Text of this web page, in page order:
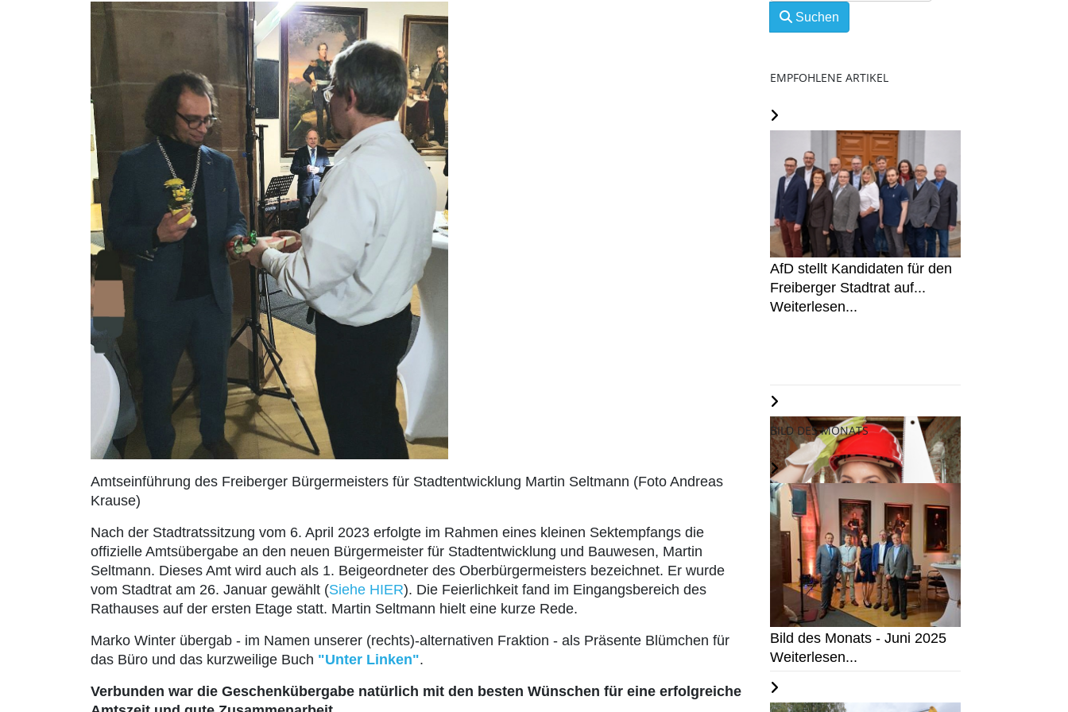
Amtseinführung des Freiberger Bürgermeisters für Stadtentwicklung Martin Seltmann (Foto Andreas
Krause)
Nach der Stadtratssitzung vom 6. April 2023 erfolgte im Rahmen eines kleinen Sektempfangs die
offizielle Amtsübergabe an den neuen Bürgermeister für Stadtentwicklung und Bauwesen, Martin
Seltmann. Dieses Amt wird auch als 1. Beigeordneter des Oberbürgermeisters bezeichnet. Er wurde
vom Stadtrat am 26. Januar gewählt (Siehe HIER). Die Feierlichkeit fand im Eingangsbereich des
Rathauses auf der ersten Etage statt. Martin Seltmann hielt eine kurze Rede.
Marko Winter übergab - im Namen unserer (rechts)-alternativen Fraktion - als Präsente Blümchen für
das Büro und das kurzweilige Buch "Unter Linken".
Verbunden war die Geschenkübergabe natürlich mit den besten Wünschen für eine erfolgreiche
Suchen
EMPFOHLENE ARTIKEL
AfD stellt Kandidaten für den
Freiberger Stadtrat auf...
Weiterlesen...
In Steine investieren?
Weiterlesen...
BILD DES MONATS
Bild des Monats - Juni 2025
Weiterlesen...